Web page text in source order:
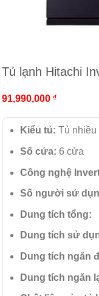
Tủ lạnh Hitachi
91,990,000 ₫
Kiểu tủ: Tủ nhiều
Số cửa: 6 cửa
Công nghệ
Số người sử
Dung tích tổng:
Dung tích sử
Dung tích ngăn
Dung tích ngăn